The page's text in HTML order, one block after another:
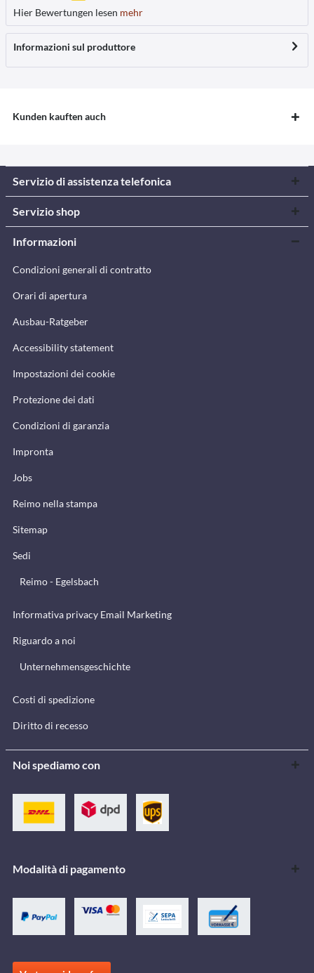
Hier Bewertungen lesen mehr
Informazioni sul produttore
Kunden kauften auch
Servizio di assistenza telefonica
Servizio shop
Informazioni
Condizioni generali di contratto
Orari di apertura
Ausbau-Ratgeber
Accessibility statement
Impostazioni dei cookie
Protezione dei dati
Condizioni di garanzia
Impronta
Jobs
Reimo nella stampa
Sitemap
Sedi
Reimo - Egelsbach
Informativa privacy Email Marketing
Riguardo a noi
Unternehmensgeschichte
Costi di spedizione
Diritto di recesso
Noi spediamo con
Modalità di pagamento